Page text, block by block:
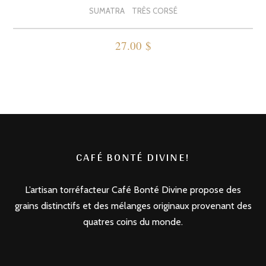
SUMATRA TRÈS CORSÉ
27.00 $
options
être
choisies
sur
CAFÉ BONTÉ DIVINE!
L’artisan torréfacteur Café Bonté Divine propose des
grains distinctifs et des mélanges originaux provenant des
quatres coins du monde.